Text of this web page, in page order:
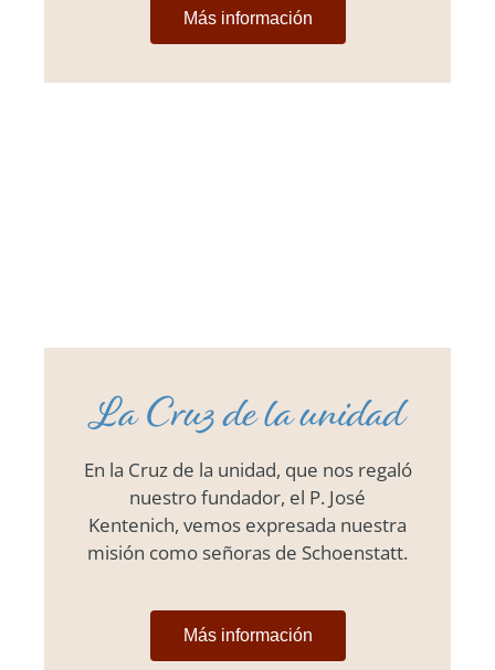
Más información
La Cruz de la unidad
En la Cruz de la unidad, que nos regaló
nuestro fundador, el P. José
Kentenich, vemos expresada nuestra
misión como señoras de Schoenstatt.
Más información